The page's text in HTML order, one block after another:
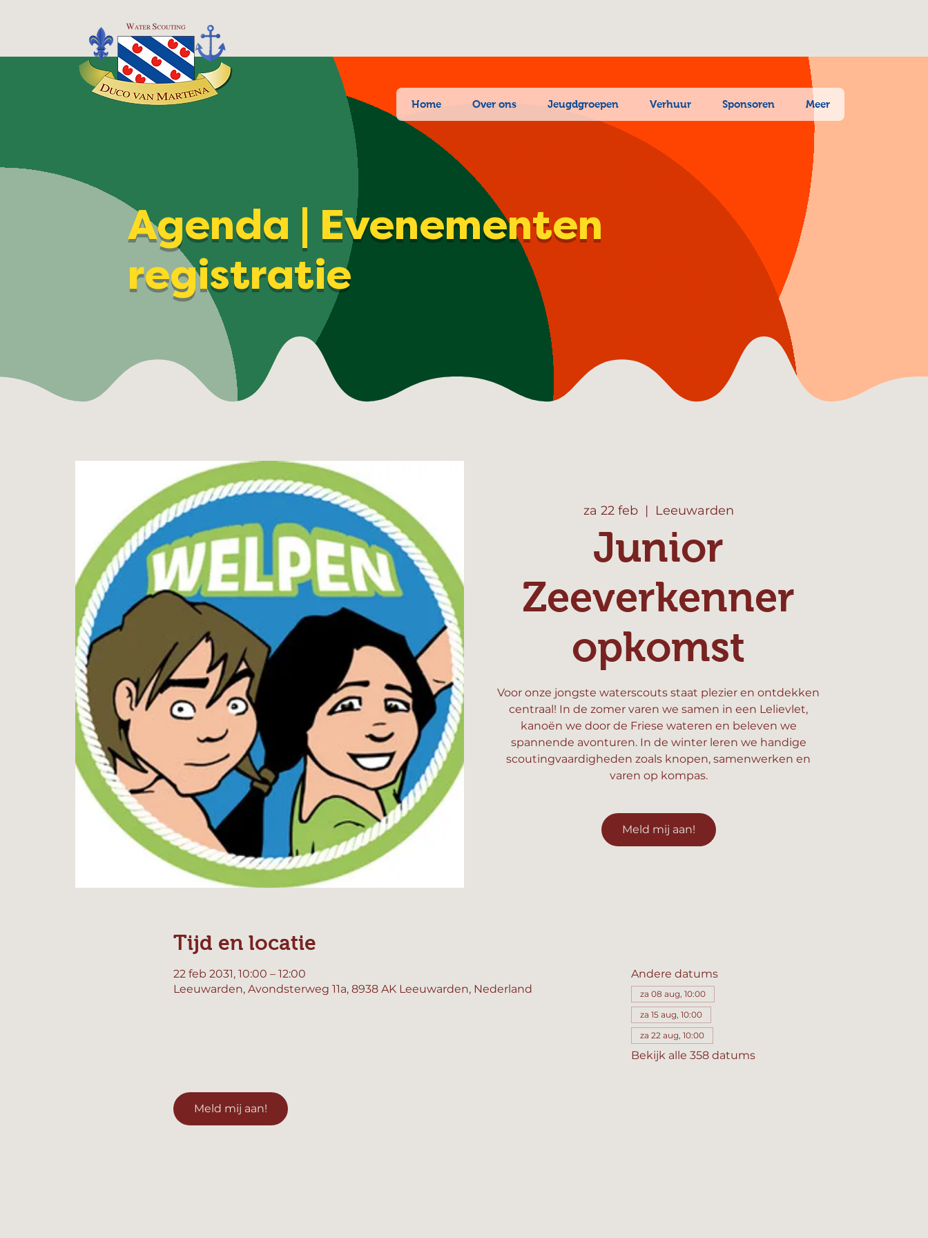
Home Over ons Jeugdgroepen Verhuur Sponsoren Meer
Agenda | Evenementen
registratie
za 22 feb
  |
Leeuwarden
Junior
Zeeverkenner
opkomst
Voor onze jongste waterscouts staat plezier en ontdekken
centraal! In de zomer varen we samen in een Lelievlet,
kanoën we door de Friese wateren en beleven we
spannende avonturen. In de winter leren we handige
scoutingvaardigheden zoals knopen, samenwerken en
varen op kompas.
Meld mij aan!
Tijd en locatie
22 feb 2031, 10:00 – 12:00
Leeuwarden, Avondsterweg 11a, 8938 AK Leeuwarden, Nederland
Andere datums
za 08 aug, 10:00
za 15 aug, 10:00
za 22 aug, 10:00
Bekijk alle 358 datums
Meld mij aan!